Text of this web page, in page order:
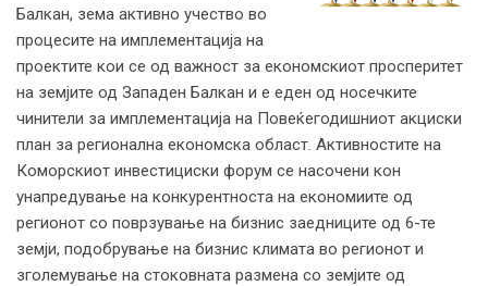
Балкан, зема активно учество во
процесите на имплементација на
проектите кои се од важност за економскиот просперитет
на земјите од Западен Балкан и е еден од носечките
чинители за имплементација на Повеќегодишниот акциски
план за регионална економска област. Активностите на
Коморскиот инвестициски форум се насочени кон
унапредување на конкурентноста на економиите од
регионот со поврзување на бизнис заедниците од 6-те
земји, подобрување на бизнис климата во регионот и
зголемување на стоковната размена со земјите од